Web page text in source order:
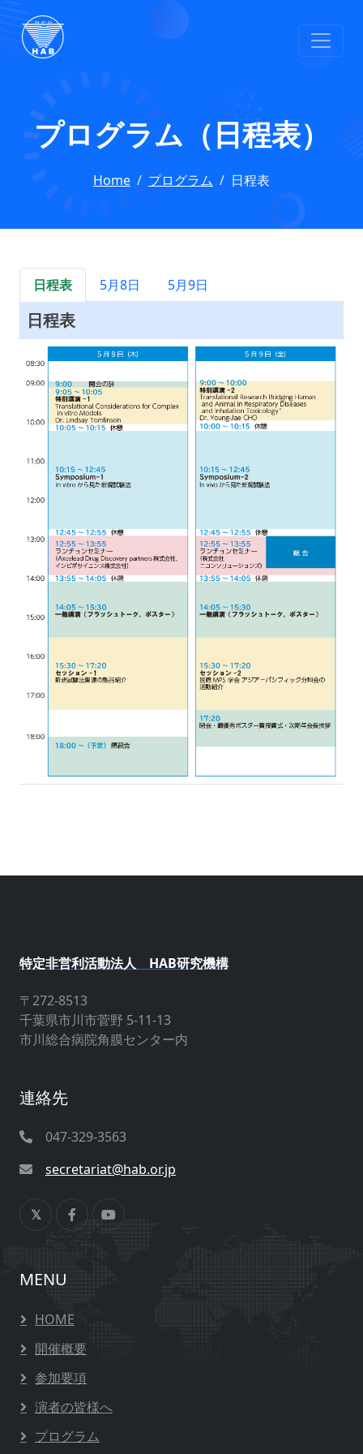
プログラム（日程表）
Home プログラム 日程表
日程表 5月8日 5月9日
日程表
特定非営利活動法人 HAB研究機構
〒272-8513
千葉県市川市菅野 5-11-13
市川総合病院角膜センター内
連絡先
047-329-3563
secretariat@hab.or.jp
MENU
HOME
開催概要
参加要項
演者の皆様へ
プログラム